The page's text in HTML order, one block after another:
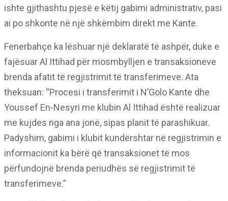
ishte gjithashtu pjesë e këtij gabimi administrativ, pasi
ai po shkonte në një shkëmbim direkt me Kante.
Fenerbahçe ka lëshuar një deklaratë të ashpër, duke e
fajësuar Al Ittihad për mosmbylljen e transaksioneve
brenda afatit të regjistrimit të transferimeve. Ata
theksuan: “Procesi i transferimit i N’Golo Kante dhe
Youssef En-Nesyri me klubin Al Ittihad është realizuar
me kujdes nga ana jonë, sipas planit të parashikuar.
Padyshim, gabimi i klubit kundërshtar në regjistrimin e
informacionit ka bërë që transaksionet të mos
përfundojnë brenda periudhës së regjistrimit të
transferimeve.”